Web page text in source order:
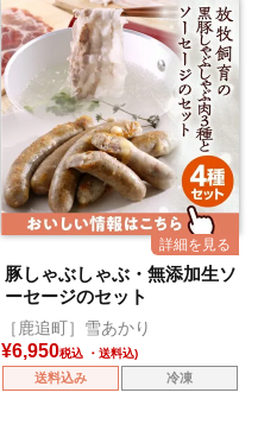
豚しゃぶしゃぶ・無添加生ソ
ーセージのセット
［鹿追町］雪あかり
¥6,950税込
送料込み 冷凍